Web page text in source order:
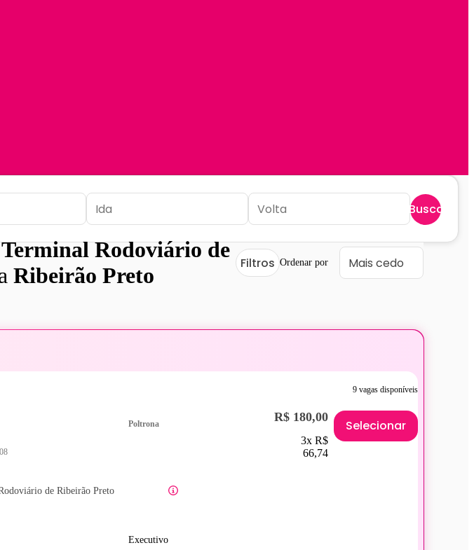
Buscar
Terminal Rodoviário de
Ribeirão Preto Filtros Ordenar por
9 vagas disponíveis
de Ribeirão Preto
Poltrona
Executivo
R$ 180,00
3x R$
66,74
Selecionar